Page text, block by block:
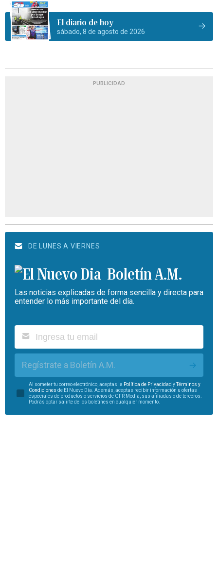
El diario de hoy
sábado, 8 de agosto de 2026
PUBLICIDAD
DE LUNES A VIERNES
Boletín A.M.
Las noticias explicadas de forma sencilla y directa para
entender lo más importante del día.
Regístrate a Boletín A.M.
Al someter tu correo electrónico, aceptas la Política de Privacidad yTérminos y
Condiciones de El Nuevo Día. Además, aceptas recibir información u ofertas
especiales de productos o servicios de GFR Media, sus afiliadas o de terceros.
Podrás optar salirte de los boletines en cualquier momento.